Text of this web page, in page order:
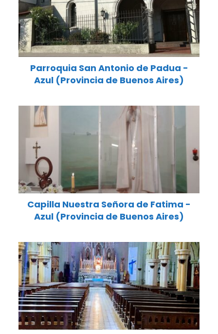
Parroquia San Antonio de Padua -
Azul (Provincia de Buenos Aires)
Capilla Nuestra Señora de Fatima -
Azul (Provincia de Buenos Aires)